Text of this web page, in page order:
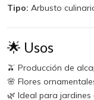
Tipo: Arbusto
🌟 Usos
🫒 Producción de
🌸 Flores
🌿 Ideal para